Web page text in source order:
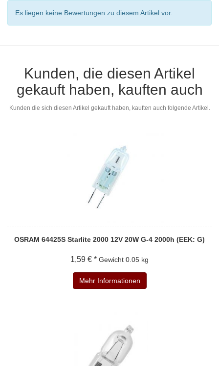
Es liegen keine Bewertungen zu diesem Artikel vor.
Kunden, die diesen Artikel
gekauft haben, kauften auch
Kunden die sich diesen Artikel gekauft haben, kauften auch folgende Artikel.
OSRAM 64425S Starlite 2000 12V 20W G-4 2000h (EEK: G)
1,59 € * Gewicht 0.05 kg
Mehr Informationen